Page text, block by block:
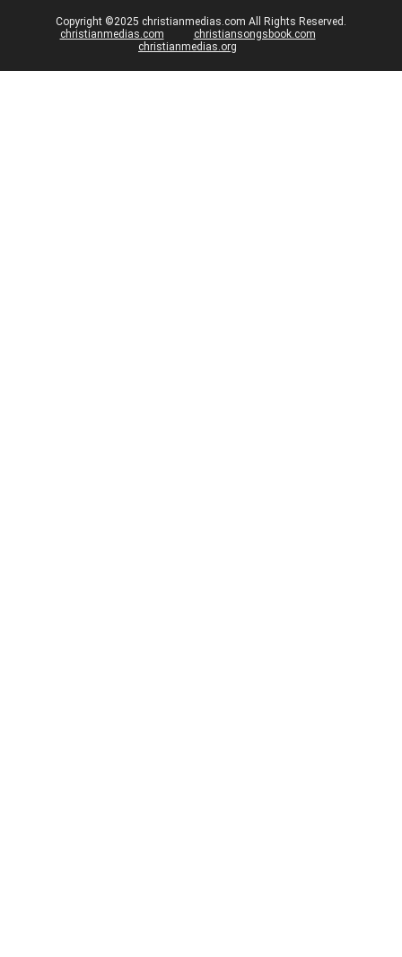
Copyright ©2025 christianmedias.com All Rights Reserved.
christianmedias.com
christiansongsbook.com
christianmedias.org